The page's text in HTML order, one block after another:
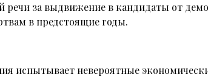
речи за выдвижение в кандидаты от
в предстоящие годы.
испытывает невероятные